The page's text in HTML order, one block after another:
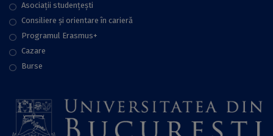
Asociații studențești
Consiliere şi orientare în carieră
Programul Erasmus+
Cazare
Burse